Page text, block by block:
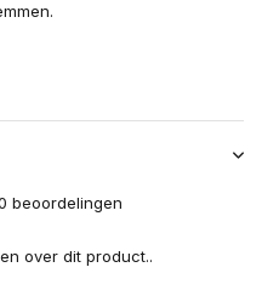
beoordelingen
over dit product..